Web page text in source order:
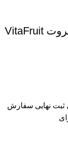
آبمیوه گیری پارس خزر مدل ویتا فروت VitaFruit
ثبت نهایی سفارش